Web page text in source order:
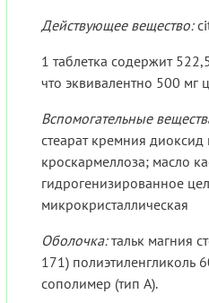
Действующее вещество:
1 таблетка содержит
что эквивалентно 500 мг
Вспомогательные
стеарат кремния
кроскармеллоза; масло
гидрогенизированное
микрокристаллическая
Оболочка:тальк магния
171) полиэтиленгликоль
сополимер (тип А).